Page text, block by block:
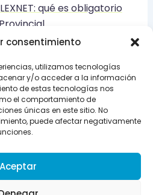
consentimiento
utilizamos tecnologías
y/o acceder a la información
de estas tecnologías nos
el comportamiento de
únicas en este sitio. No
puede afectar negativamente
Aceptar
qué es obligatorio
usura en financiación al
2019
SIGUIENTE